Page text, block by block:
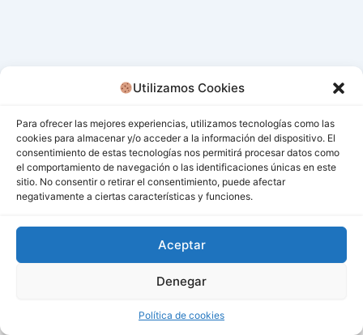
Utilizamos Cookies
Para ofrecer las mejores experiencias, utilizamos tecnologías como las
cookies para almacenar y/o acceder a la información del dispositivo. El
consentimiento de estas tecnologías nos permitirá procesar datos como
el comportamiento de navegación o las identificaciones únicas en este
sitio. No consentir o retirar el consentimiento, puede afectar
negativamente a ciertas características y funciones.
Aceptar
Denegar
Política de cookies
Todos los derechos © 2026 San Miguel De Los Bancos |